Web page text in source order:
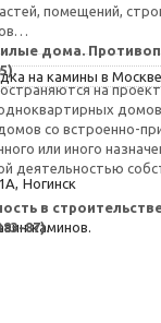
помещений,
дома.
на
со встроенно-
или иного
деятельностью
в
87).
Ногинск
каминов.